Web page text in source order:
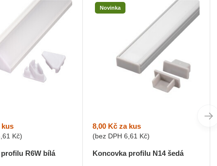
Kč)
R6W bílá
Novinka
8,00 Kč za kus
(bez DPH6,61 Kč)
Koncovka profilu N14 šedá